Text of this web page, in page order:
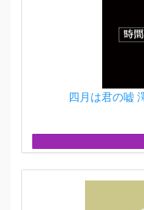
四月は君の嘘